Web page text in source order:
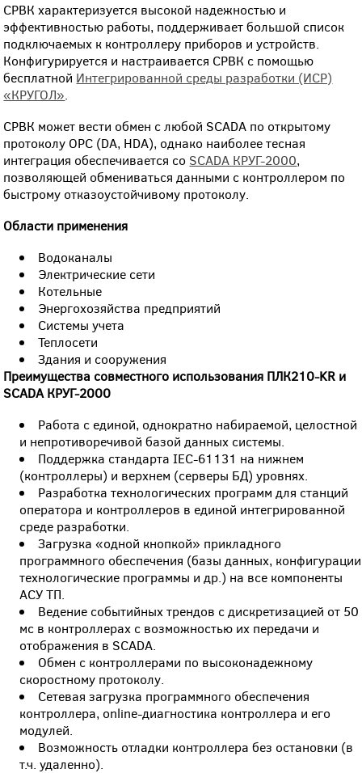
СРВК характеризуется высокой надежностью и
эффективностью работы, поддерживает большой список
подключаемых к контроллеру приборов и устройств.
Конфигурируется и настраивается СРВК с помощью
бесплатной Интегрированной среды разработки (ИСР)
«КРУГОЛ»
СРВК может вести обмен с любой SCADA по открытому
протоколу ОРС (DA, HDA), однако наиболее тесная
интеграция обеспечивается со SCADA КРУГ-2000,
позволяющей обмениваться данными с контроллером по
быстрому отказоустойчивому протоколу.
Области применения
Водоканалы
Электрические сети
Котельные
Энергохозяйства предприятий
Системы учета
Теплосети
Здания и сооружения
Преимущества совместного использования ПЛК210-KR и
SCADA КРУГ-2000
Работа с единой, однократно набираемой, целостной
и непротиворечивой базой данных системы.
Поддержка стандарта IEC-61131 на нижнем
(контроллеры) и верхнем (серверы БД) уровнях.
Разработка технологических программ для станций
оператора и контроллеров в единой интегрированной
среде разработки.
Загрузка «одной кнопкой» прикладного
программного обеспечения (базы данных,
технологические программы и др.) на все компоненты
АСУ ТП.
Ведение событийных трендов с дискретизацией от 50
мс в контроллерах с возможностью их передачи и
отображения в SCADA.
Обмен с контроллерами по высоконадежному
скоростному протоколу.
Сетевая загрузка программного обеспечения
контроллера, online-диагностика контроллера и его
модулей.
Возможность отладки контроллера без остановки (в
т.ч. удаленно).